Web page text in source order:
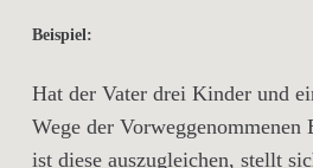
Beispiel:
Hat der Vater drei Kinder und
Wege der Vorweggenommenen
ist diese auszugleichen, stellt